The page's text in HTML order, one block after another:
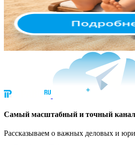
Cамый масштабный и точный канал
Рассказываем о важных деловых и